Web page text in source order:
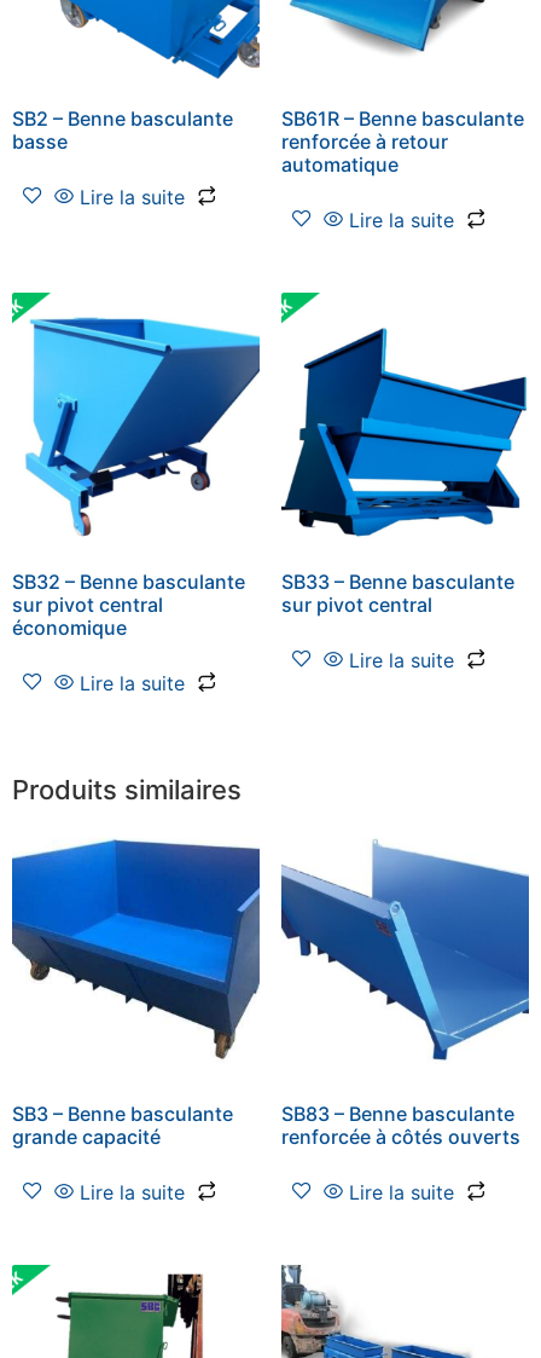
SB2 – Benne basculante
basse
Lire la suite
SB61R – Benne basculante
renforcée à retour
automatique
Lire la suite
SB32 – Benne basculante
sur pivot central
économique
Lire la suite
SB33 – Benne basculante
sur pivot central
Lire la suite
Produits similaires
SB3 – Benne basculante
grande capacité
Lire la suite
SB83 – Benne basculante
renforcée à côtés ouverts
Lire la suite